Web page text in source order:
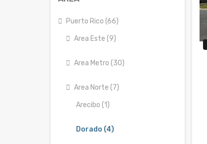
Puerto Rico (66)
Area Este (9)
Area Metro (30)
Area Norte (7)
Arecibo (1)
Dorado (4)